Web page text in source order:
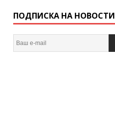
ПОДПИСКА НА НОВОСТИ